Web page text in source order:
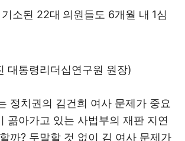
기소된 22대 의원들도 6개월 내 1심
대통령리더십연구원 원장)
정치권의 김건희 여사 문제가 중요
곪아가고 있는 사법부의 재판 지연
까? 두말할 것 없이 김 여사 문제가